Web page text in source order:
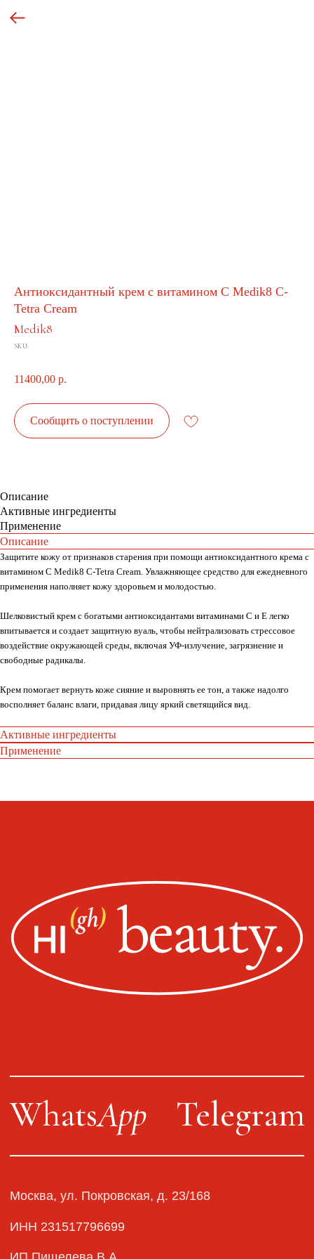
Антиоксидантный крем с витамином С Medik8 C-
Tetra Cream
Medik8
SKU:
11400,00 р.
Сообщить о поступлении
Описание
Активные ингредиенты
Применение
Описание
Защитите кожу от признаков старения при помощи антиоксидантного крема с
витамином С Medik8 C-Tetra Cream. Увлажняющее средство для ежедневного
применения наполняет кожу здоровьем и молодостью.
Шелковистый крем с богатыми антиоксидантами витаминами С и Е легко
впитывается и создает защитную вуаль, чтобы нейтрализовать стрессовое
воздействие окружающей среды, включая УФ-излучение, загрязнение и
свободные радикалы.
Крем помогает вернуть коже сияние и выровнять ее тон, а также надолго
восполняет баланс влаги, придавая лицу яркий светящийся вид.
Активные ингредиенты
Применение
ИП Пищелева В.А.
ОГРН 320774600200027
Публичная оферта
Политика конфиденциальности
Оплата, доставка, возврат
WhatsApp Telegram